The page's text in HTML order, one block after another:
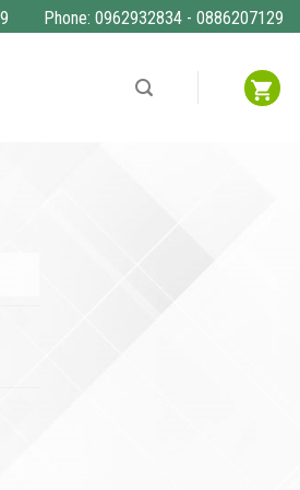
Phone: 0962932834 - 0886207129